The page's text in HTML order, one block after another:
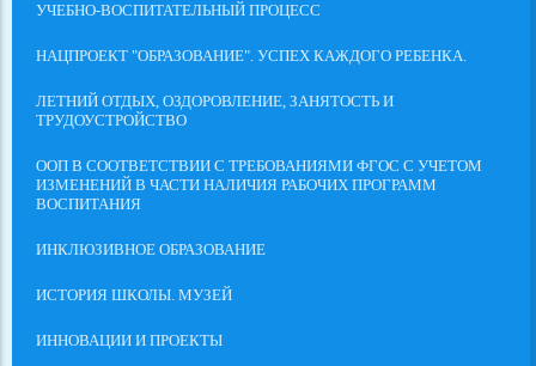
УЧЕБНО-ВОСПИТАТЕЛЬНЫЙ ПРОЦЕСС
НАЦПРОЕКТ "ОБРАЗОВАНИЕ". УСПЕХ КАЖДОГО РЕБЕНКА.
ЛЕТНИЙ ОТДЫХ, ОЗДОРОВЛЕНИЕ, ЗАНЯТОСТЬ И
ТРУДОУСТРОЙСТВО
ООП В СООТВЕТСТВИИ С ТРЕБОВАНИЯМИ ФГОС С УЧЕТОМ
ИЗМЕНЕНИЙ В ЧАСТИ НАЛИЧИЯ РАБОЧИХ ПРОГРАММ
ВОСПИТАНИЯ
ИНКЛЮЗИВНОЕ ОБРАЗОВАНИЕ
ИСТОРИЯ ШКОЛЫ. МУЗЕЙ
ИННОВАЦИИ И ПРОЕКТЫ